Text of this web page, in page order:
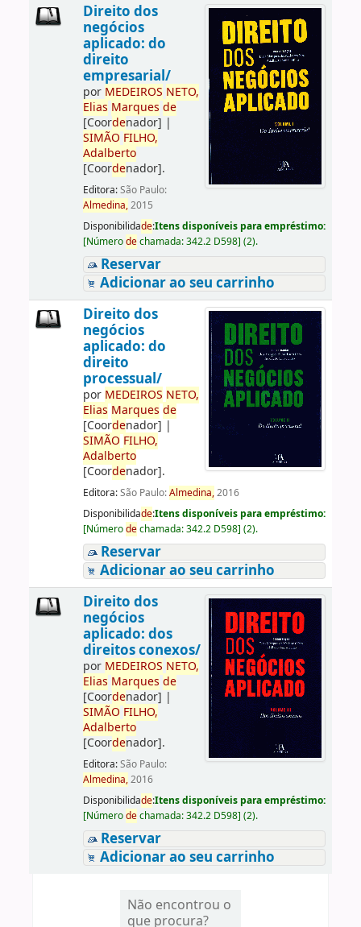
Direito dos
negócios
aplicado: do
direito
empresarial/
por MEDEIROS NETO,
Elias Marques de
[Coordenador] |
SIMÃO FILHO,
Adalberto
[Coordenador].
Editora:São Paulo:
Almedina,2015
Disponibilidade:Itens disponíveis para empréstimo:
[Númerodechamada:342.2 D598] (2).
Reservar
Adicionar ao seu carrinho
Direito dos
negócios
aplicado: do
direito
processual/
por MEDEIROS NETO,
Elias Marques de
[Coordenador] |
SIMÃO FILHO,
Adalberto
[Coordenador].
Editora:São Paulo:Almedina,2016
Disponibilidade:Itens disponíveis para empréstimo:
[Númerodechamada:342.2 D598] (2).
Reservar
Adicionar ao seu carrinho
Direito dos
negócios
aplicado: dos
direitos conexos/
por MEDEIROS NETO,
Elias Marques de
[Coordenador] |
SIMÃO FILHO,
Adalberto
[Coordenador].
Editora:São Paulo:
Almedina,2016
Disponibilidade:Itens disponíveis para empréstimo:
[Númerodechamada:342.2 D598] (2).
Reservar
Adicionar ao seu carrinho
Não encontrou o
que procura?